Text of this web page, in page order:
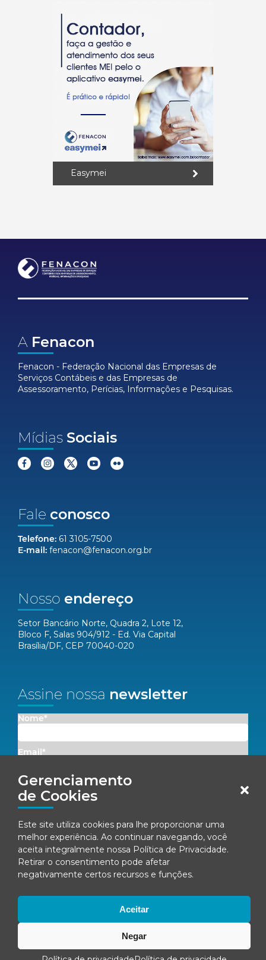
Gerenciamento
de Cookies
Este site utiliza cookies para lhe proporcionar uma
melhor experiência. Ao continuar navegando, você
aceita integralmente nossa Política de Privacidade.
Retirar o consentimento pode afetar
negativamente certos recursos e funções.
Aceitar
Negar
Easymei
A Fenacon
Fenacon - Federação Nacional das Empresas de
Serviços Contábeis e das Empresas de
Assessoramento, Perícias, Informações e Pesquisas.
Mídias Sociais
Fale conosco
Telefone: 61 3105-7500
E-mail: fenacon@fenacon.org.br
Nosso endereço
Setor Bancário Norte, Quadra 2, Lote 12,
Bloco F, Salas 904/912 - Ed. Via Capital
Brasília/DF, CEP 70040-020
Assine nossa newsletter
Nome*
Email*
Concordo em receber comunicações da Fenacon.
Ao se inscrever, você concorda com nossaPolítica de Privacidade
Política de privacidade